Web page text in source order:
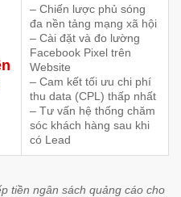
– Chiến lược phủ sóng
đa nền tảng mạng xã hội
– Cài đặt và đo lường
Facebook Pixel trên
Website
– Cam kết tối ưu chi phí
thu data (CPL) thấp nhất
– Tư vấn hệ thống chăm
sóc khách hàng sau khi
có Lead
tiền ngân sách quảng cáo cho